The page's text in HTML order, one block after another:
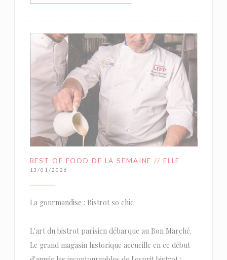
BEST OF FOOD DE LA SEMAINE // ELLE
13/01/2026
La gourmandise : Bistrot so chic
L'art du bistrot parisien débarque au Bon Marché.
Le grand magasin historique accueille en ce début